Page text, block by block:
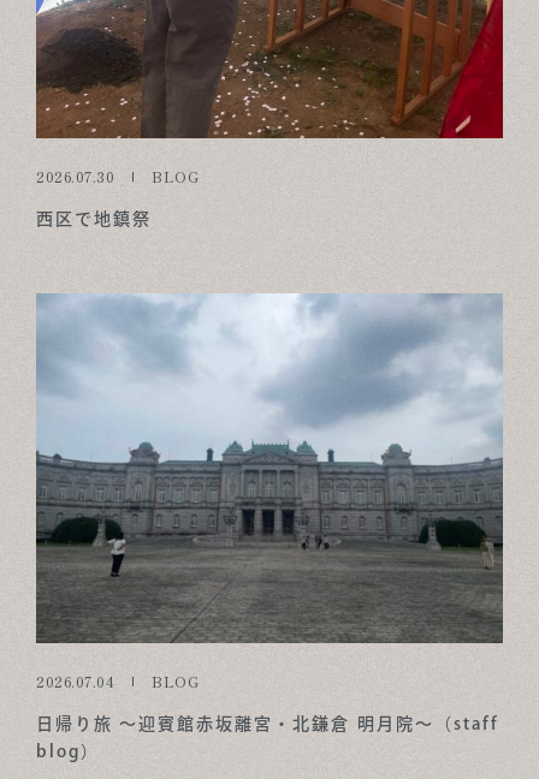
2026.07.30 BLOG
西区で地鎮祭
2026.07.04 BLOG
日帰り旅 ～迎賓館赤坂離宮・北鎌倉 明月院～（staff
blog）